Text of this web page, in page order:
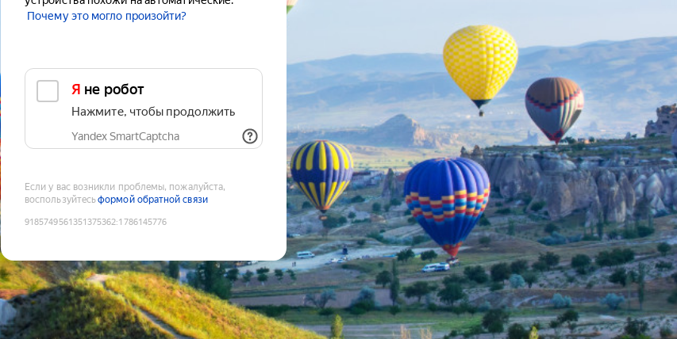
Почему это могло произойти?
Я не робот
Нажмите, чтобы продолжить
Yandex SmartCaptcha
Если у вас возникли проблемы, пожалуйста,
воспользуйтесьформой обратной связи
9185749561351375362:1786145776